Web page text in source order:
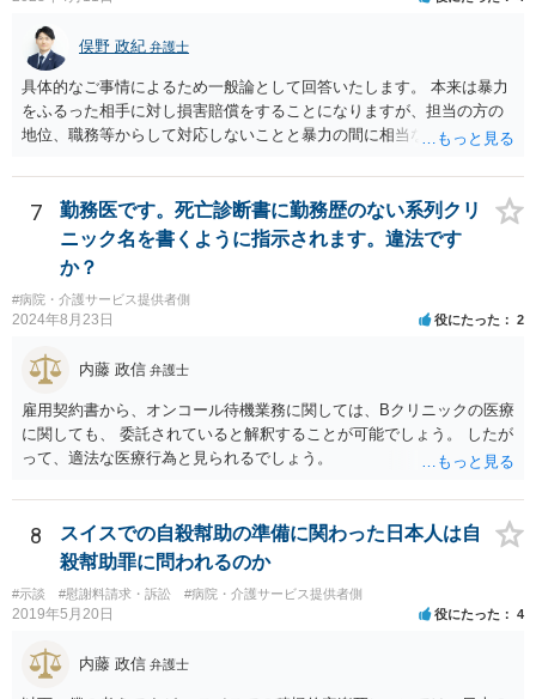
俣野 政紀 弁護士
具体的なご事情によるため一般論として回答いたします。 本来は暴力
をふるった相手に対し損害賠償をすることになりますが、担当の方の
地位、職務等からして対応しないことと暴力の間に相当な関連性（因
7
勤務医です。死亡診断書に勤務歴のない系列クリ
ニック名を書くように指示されます。違法です
か？
#病院・介護サービス提供者側
2024年8月23日 役にたった 2
内藤 政信 弁護士
雇用契約書から、オンコール待機業務に関しては、Bクリニックの医療
に関しても、 委託されていると解釈することが可能でしょう。 したが
って、適法な医療行為と見られるでしょう。
8
スイスでの自殺幇助の準備に関わった日本人は自
殺幇助罪に問われるのか
#示談 #慰謝料請求・訴訟 #病院・介護サービス提供者側
2019年5月20日 役にたった 4
内藤 政信 弁護士